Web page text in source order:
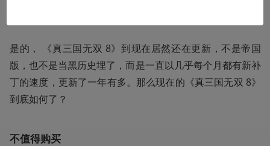
是的， 《真三国无双 8》到现在居然还在更新，不是帝国
版，也不是当黑历史埋了，而是一直以几乎每个月都有新补
丁的速度，更新了一年有多。那么现在的《真三国无双 8》
到底如何了？
不值得购买